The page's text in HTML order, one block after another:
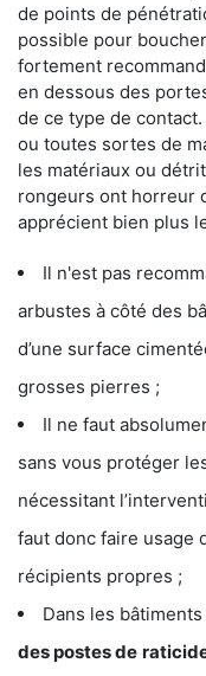
de points de
possible pour
fortement
en dessous des
de ce type de
ou toutes sortes de
les matériaux ou
rongeurs ont horreur
apprécient bien plus
Il n'est pas
arbustes à côté des
d’une surface
grosses pierres ;
Il ne faut
sans vous protéger
nécessitant
faut donc faire usage
récipients propres ;
Dans les
des postes de